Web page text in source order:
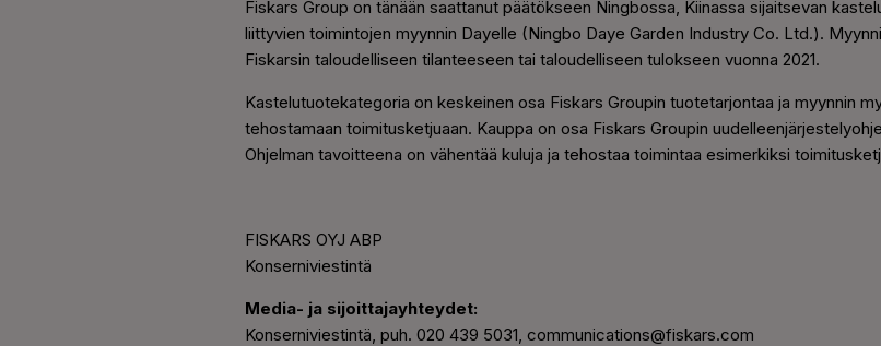
Fiskars Group on tänään saattanut päätökseen Ningbossa, Kiinassa sijaitsevan
liittyvien toimintojen myynnin Dayelle (Ningbo Daye Garden Industry Co. Ltd.).
Fiskarsin taloudelliseen tilanteeseen tai taloudelliseen tulokseen vuonna 2021.
Kastelutuotekategoria on keskeinen osa Fiskars Groupin tuotetarjontaa ja myynnin
tehostamaan toimitusketjuaan. Kauppa on osa Fiskars Groupin
Ohjelman tavoitteena on vähentää kuluja ja tehostaa toimintaa esimerkiksi
FISKARS OYJ ABP
Konserniviestintä
Media- ja sijoittajayhteydet:
Konserniviestintä, puh. 020 439 5031, communications@fiskars.com